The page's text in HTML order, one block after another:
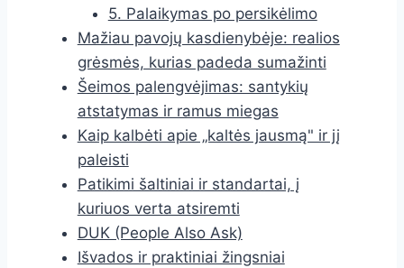
5. Palaikymas po persikėlimo
Mažiau pavojų kasdienybėje: realios
grėsmės, kurias padeda sumažinti
Šeimos palengvėjimas: santykių
atstatymas ir ramus miegas
Kaip kalbėti apie „kaltės jausmą" ir jį
paleisti
Patikimi šaltiniai ir standartai, į
kuriuos verta atsiremti
DUK (People Also Ask)
Išvados ir praktiniai žingsniai